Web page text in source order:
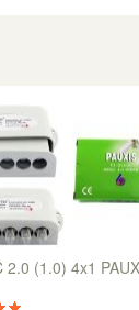
2.0 (1.0) 4x1